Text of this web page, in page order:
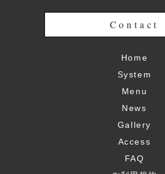
Contact
Home
System
Menu
News
Gallery
Access
FAQ